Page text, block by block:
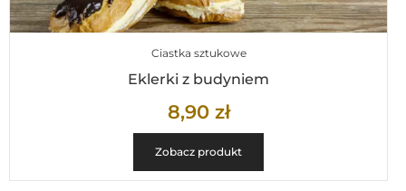
Ciastka sztukowe
Eklerki z budyniem
8,90 zł
Zobacz produkt